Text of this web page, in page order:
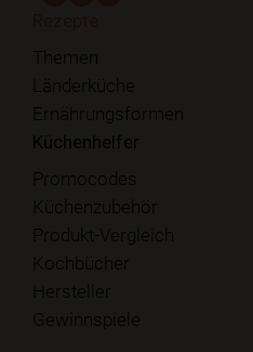
Themen
Länderküche
Ernährungsformen
Küchenhelfer
Promocodes
Küchenzubehör
Produkt-Vergleich
Kochbücher
Hersteller
Gewinnspiele